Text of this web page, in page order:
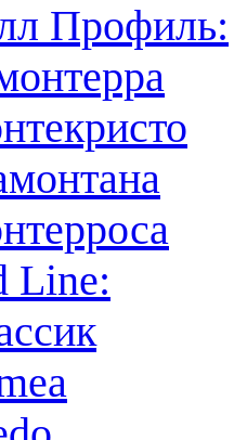
Профиль:
Line: